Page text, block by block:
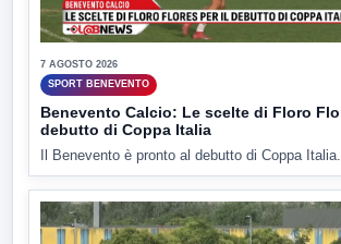
7 AGOSTO 2026
SPORT BENEVENTO
Benevento Calcio: Le scelte di Floro
debutto di Coppa Italia
Il Benevento è pronto al debutto di Coppa Italia.